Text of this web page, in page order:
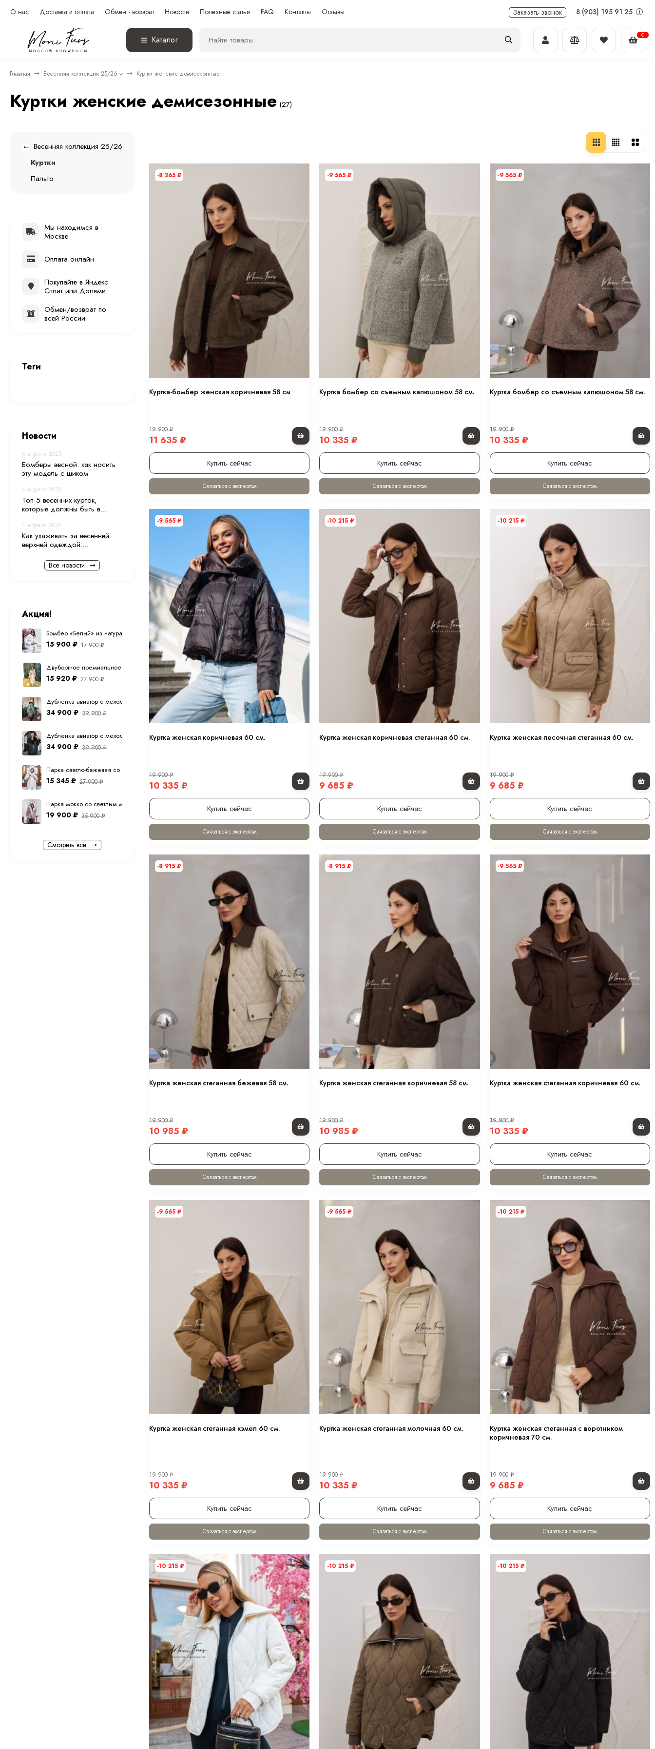
О нас Доставка и оплата Обмен - возврат Новости Полезные статьи FAQ Контакты Отзывы Заказать звонок 8 (903) 195 91 25
Каталог 0
Главная Весенняя коллекция 25/26 Куртки женские демисезонные
Куртки женские демисезонные (27)
-8 265 ₽
Куртка-бомбер женская коричневая 58 см
19 900₽
11 635 ₽
Купить сейчас
Связаться с экспертом
-9 565₽
Куртка бомбер со съемным капюшоном 58 см.
19 900₽
10 335₽
Купить сейчас
Связаться с экспертом
-9 565 ₽
Куртка бомбер со съемным капюшоном 58 см.
19 900₽
10 335 ₽
Купить сейчас
Связаться с экспертом
-9 565 ₽
Куртка женская коричневая 60 см.
19 900₽
10 335 ₽
Купить сейчас
Связаться с экспертом
-10 215₽
Куртка женская коричневая стеганная 60 см.
19 900₽
9 685₽
Купить сейчас
Связаться с экспертом
-10 215 ₽
Куртка женская песочная стеганная 60 см.
19 900₽
9 685 ₽
Купить сейчас
Связаться с экспертом
-8 915 ₽
Куртка женская стеганная бежевая 58 см.
19 900₽
10 985 ₽
Купить сейчас
Связаться с экспертом
-8 915₽
Куртка женская стеганная коричневая 58 см.
19 900₽
10 985₽
Купить сейчас
Связаться с экспертом
-9 565 ₽
Куртка женская стеганная коричневая 60 см.
19 900₽
10 335 ₽
Купить сейчас
Связаться с экспертом
-9 565 ₽
Куртка женская стеганная кэмел 60 см.
19 900₽
10 335 ₽
Купить сейчас
Связаться с экспертом
-9 565₽
Куртка женская стеганная молочная 60 см.
19 900₽
10 335₽
Купить сейчас
Связаться с экспертом
-10 215 ₽
Куртка женская стеганная с воротником
коричневая 70 см.
19 900₽
9 685 ₽
Купить сейчас
Связаться с экспертом
-10 215 ₽ -10 215₽ -10 215 ₽
Весенняя коллекция 25/26
Куртки
Пальто
Мы находимся в
Москве
Оплата онлайн
Покупайте в Яндекс
Сплит или Долями
Обмен/возврат по
всей России
Теги
Новости
4 апреля 2025
Бомберы весной: как носить
эту модель с шиком
4 апреля 2025
Топ-5 весенних курток,
которые должны быть в...
4 апреля 2025
Как ухаживать за весенней
верхней одеждой:...
Все новости
Акция!
Бомбер «Белый» из натуральной овечьей шерсти
15 900 ₽ 17 900₽
Двубортное премиальное (шерсть ламы) пальто "экрю" 120 см.
15 920 ₽ 27 900₽
Дубленка авиатор с мехом тоскана из натуральной овчины в оттенке “хакки” 80 см.
34 900 ₽ 39 900₽
Дубленка авиатор с мехом тоскана из натуральной овчины в оттенке “черный” 80 см.
34 900 ₽ 39 900₽
Парка светло-бежевая со светлым мехом песца с капюшоном 70 см.
15 345 ₽ 27 900₽
Парка мокко со светлым мехом песца с капюшоном 70 см.
19 900 ₽ 35 900₽
Смотреть все